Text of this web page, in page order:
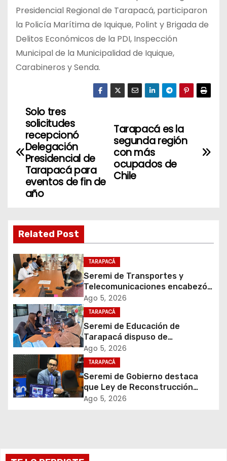
Presidencial Regional de Tarapacá, participaron
la Policía Marítima de Iquique, Polint y Brigada de
Delitos Económicos de la PDI, Inspección
Municipal de la Municipalidad de Iquique,
Carabineros y Senda.
N
v
a
c
i
ó
n
d
e
e
n
Tarapacá es la
segunda región
con más
ocupados de
Chile
Solo tres
solicitudes
recepcionó
Delegación
Presidencial de
Tarapacá para
eventos de fin de
año
Related Post
TARAPACÁ
Seremi de Transportes y
Telecomunicaciones encabezó
primera mesa de coordinación
para el retiro de cables en
desuso en Iquique
Ago 5, 2026
TARAPACÁ
Seremi de Educación de
Tarapacá dispuso de
facilitadores para apoyar
proceso de Admisión Escolar
2027
Ago 5, 2026
TARAPACÁ
Seremi de Gobierno destaca
que Ley de Reconstrucción
Nacional impulsará la inversión
Ago 5, 2026